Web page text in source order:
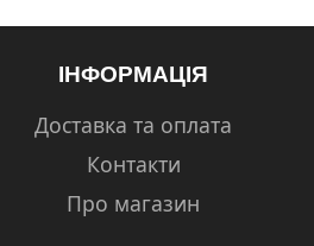
ІНФОРМАЦІЯ
Доставка та оплата
Контакти
Про магазин